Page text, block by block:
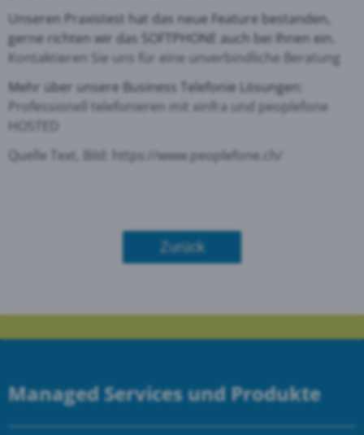
Unseren Praxistest hat das neue Feature bestanden,
gerne richten wir das SOFTPHONE auch bei Ihnen ein.
Kontaktieren Sie uns für eine unverbindliche Beratung
Mehr über unsere Business Telefonie Lösungen:
Professionell telefonieren mit xinfra und peoplefone
HOSTED
Quelle Text, Bild:
https://www.peoplefone.ch/
Zurück
Managed Services und Produkte